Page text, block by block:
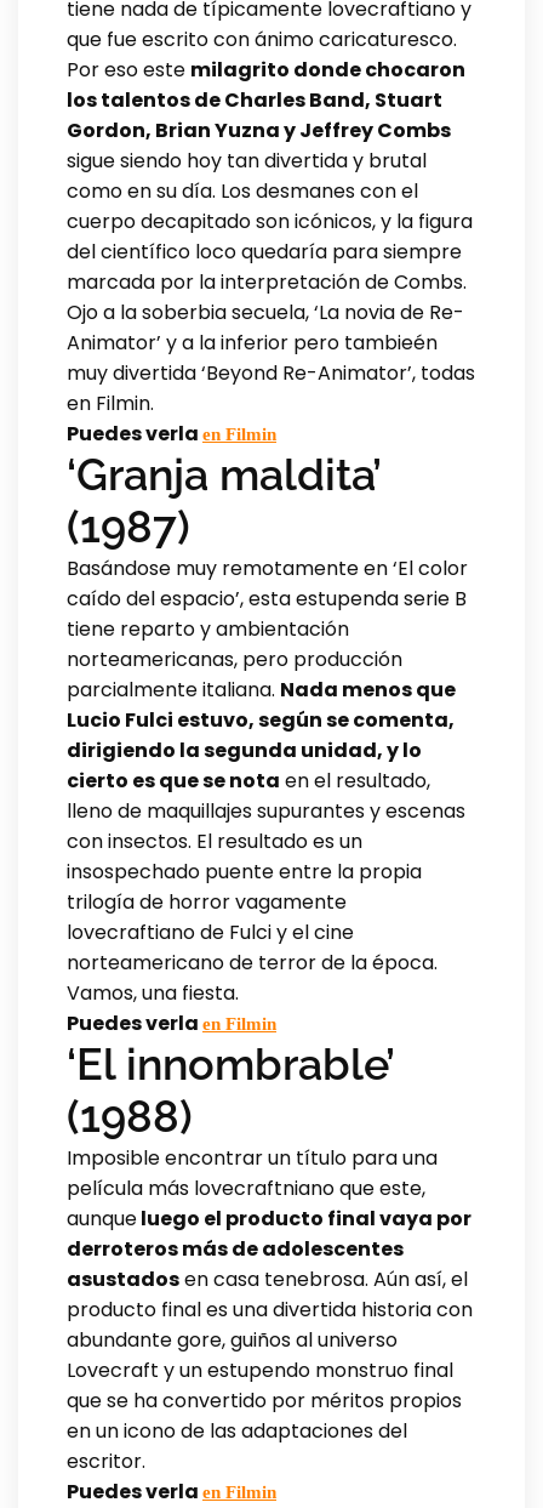
tiene nada de típicamente lovecraftiano y
que fue escrito con ánimo caricaturesco.
Por eso este milagrito donde chocaron
los talentos de Charles Band, Stuart
Gordon, Brian Yuzna y Jeffrey Combs
sigue siendo hoy tan divertida y brutal
como en su día. Los desmanes con el
cuerpo decapitado son icónicos, y la figura
del científico loco quedaría para siempre
marcada por la interpretación de Combs.
Ojo a la soberbia secuela, ‘La novia de Re-
Animator’ y a la inferior pero tambieén
muy divertida ‘Beyond Re-Animator’, todas
en Filmin.
Puedes verla en Filmin
‘Granja maldita’
(1987)
Basándose muy remotamente en ‘El color
caído del espacio’, esta estupenda serie B
tiene reparto y ambientación
norteamericanas, pero producción
parcialmente italiana. Nada menos que
Lucio Fulci estuvo, según se comenta,
dirigiendo la segunda unidad, y lo
cierto es que se nota en el resultado,
lleno de maquillajes supurantes y escenas
con insectos. El resultado es un
insospechado puente entre la propia
trilogía de horror vagamente
lovecraftiano de Fulci y el cine
norteamericano de terror de la época.
Vamos, una fiesta.
Puedes verla en Filmin
‘El innombrable’
(1988)
Imposible encontrar un título para una
película más lovecraftniano que este,
aunqueluego el producto final vaya por
derroteros más de adolescentes
asustadosen casa tenebrosa. Aún así, el
producto final es una divertida historia con
abundante gore, guiños al universo
Lovecraft y un estupendo monstruo final
que se ha convertido por méritos propios
en un icono de las adaptaciones del
escritor.
Puedes verla en Filmin